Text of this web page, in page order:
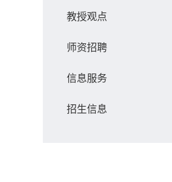
教授观点
师资招聘
信息服务
招生信息